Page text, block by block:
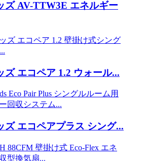
ズ AV-TTW3E エネルギー
ズ エコペア 1.2 ウォール...
ズ エコペアプラス シング...